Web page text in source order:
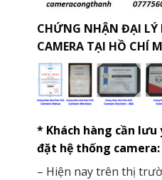
CHỨNG NHẬN ĐẠI LÝ
CAMERA TẠI HỒ CHÍ
* Khách hàng cần lưu
đặt hệ thống camera:
– Hiện nay trên thị